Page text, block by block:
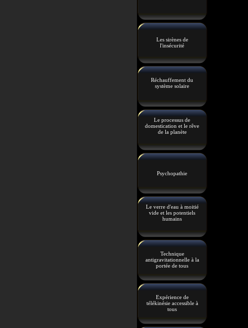
Les sirènes de
l'insécurité
Réchauffement du
système solaire
Le processus de
domestication et le rêve
de la planète
Psychopathie
Le verre d'eau à moitié
vide et les potentiels
humains
Technique
antigravitationnelle à la
portée de tous
Expérience de
télékinésie accessible à
tous